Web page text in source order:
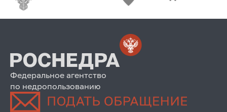
Федеральное агентство
по недропользованию